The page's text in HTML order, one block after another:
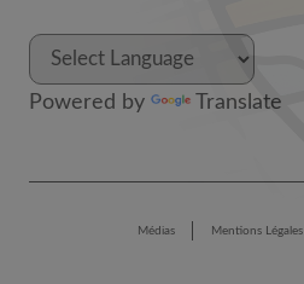
Powered by Translate
Médias Mentions Légales